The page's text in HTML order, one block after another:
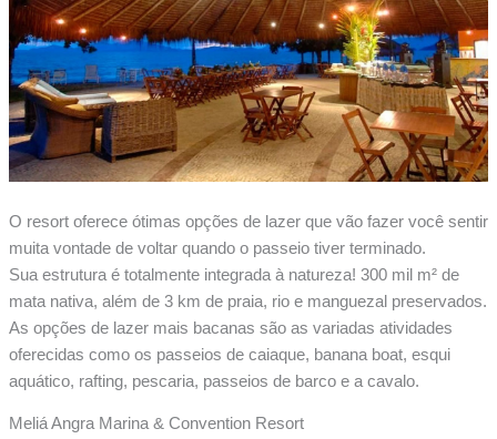
O resort oferece ótimas opções de lazer que vão fazer você sentir
muita vontade de voltar quando o passeio tiver terminado.
Sua estrutura é totalmente integrada à natureza! 300 mil m² de
mata nativa, além de 3 km de praia, rio e manguezal preservados.
As opções de lazer mais bacanas são as variadas atividades
oferecidas como os passeios de caiaque, banana boat, esqui
aquático, rafting, pescaria, passeios de barco e a cavalo.
Meliá Angra Marina & Convention Resort